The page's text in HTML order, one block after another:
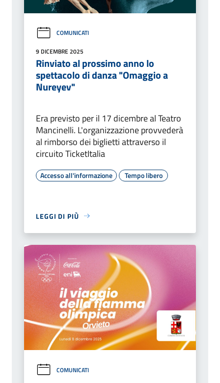
COMUNICATI
9 DICEMBRE 2025
Rinviato al prossimo anno lo
spettacolo di danza "Omaggio a
Nureyev"
Era previsto per il 17 dicembre al Teatro
Mancinelli. L'organizzazione provvederà
al rimborso dei biglietti attraverso il
circuito TicketItalia
Accesso all'informazione Tempo libero
LEGGI DI PIÙ
COMUNICATI